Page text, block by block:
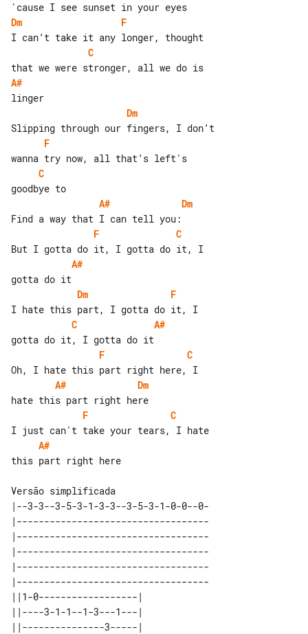
Dm
F
C
A#
Dm
F
C
A#
Dm
F
C
A#
Dm
F
C
A#
F
C
A#
Dm
F
C
A#
this part right here
Versão simplificada
|--3-3--3-5-3-1-3-3--3-5-3-1-0-0--0-
|-----------------------------------
|-----------------------------------
|-----------------------------------
|-----------------------------------
|-----------------------------------
||1-0------------------|
||----3-1-1--1-3---1---|
||---------------3-----|